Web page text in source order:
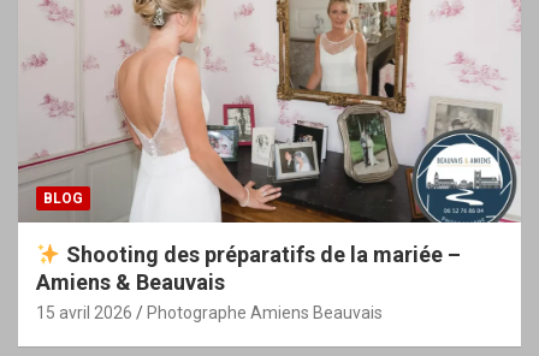
BLOG
Shooting des préparatifs de la mariée –
Amiens & Beauvais
15 avril 2026 Photographe Amiens Beauvais